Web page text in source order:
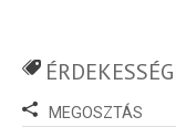
MEGOSZTÁS